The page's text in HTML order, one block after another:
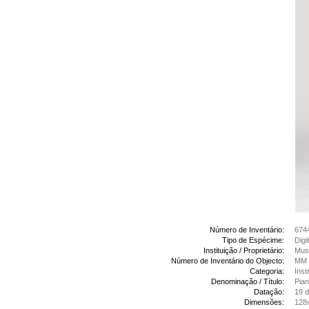
Número de Inventário:
Tipo de Espécime:
Instituição / Proprietário:
Número de Inventário do Objecto:
MM
Categoria:
Denominação / Título:
Datação:
19
Dimensões: